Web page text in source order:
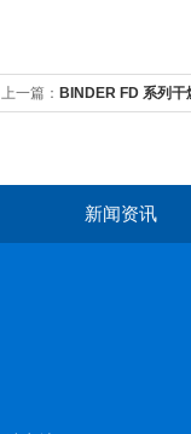
上一篇： BINDER FD 系列干
新闻资讯